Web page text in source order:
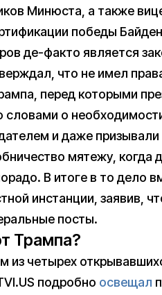
Минюста, а также
победы
де-факто является
что не имел
перед которыми
словами о
и даже призывали
мятежу, когда
В итоге в то дело
инстанции, заявив,
посты.
Трампа?
из четырех
подробно освещал